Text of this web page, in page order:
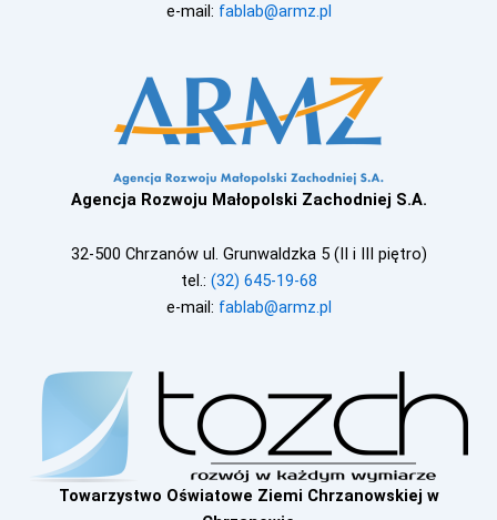
e-mail: fablab@armz.pl
Agencja Rozwoju Małopolski Zachodniej S.A.
32-500 Chrzanów ul. Grunwaldzka 5 (II i III piętro)
tel.: (32) 645-19-68
e-mail: fablab@armz.pl
Towarzystwo Oświatowe Ziemi Chrzanowskiej w